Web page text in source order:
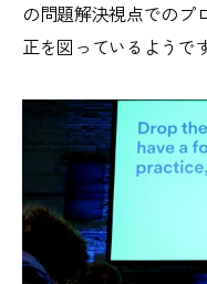
の問題解決視点でのプ
正を図っているようで